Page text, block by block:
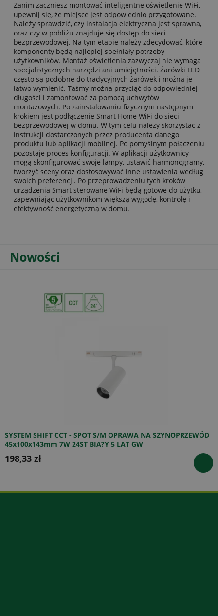
Zanim zaczniesz montować inteligentne oświetlenie WiFi,
upewnij się, że miejsce jest odpowiednio przygotowane.
Należy sprawdzić, czy instalacja elektryczna jest sprawna,
oraz czy w pobliżu znajduje się dostęp do sieci
bezprzewodowej. Na tym etapie należy zdecydować, które
komponenty będą najlepiej spełniały potrzeby
użytkowników. Montaż oświetlenia zazwyczaj nie wymaga
specjalistycznych narzędzi ani umiejętności. Żarówki LED
często są podobne do tradycyjnych żarówek i można je
łatwo wymienić. Taśmy można przyciąć do odpowiedniej
długości i zamontować za pomocą uchwytów
montażowych. Po zainstalowaniu fizycznym następnym
krokiem jest podłączenie Smart Home WiFi do sieci
bezprzewodowej w domu. W tym celu należy skorzystać z
instrukcji dostarczonych przez producenta danego
produktu lub aplikacji mobilnej. Po pomyślnym połączeniu
pozostaje proces konfiguracji. W aplikacji użytkownicy
mogą skonfigurować swoje lampy, ustawić harmonogramy,
tworzyć sceny oraz dostosowywać inne ustawienia według
swoich preferencji. Po przeprowadzeniu tych kroków
urządzenia Smart sterowane WiFi będą gotowe do użytku,
zapewniając użytkownikom większą wygodę, kontrolę i
efektywność energetyczną w domu.
Nowości
SYSTEM SHIFT CCT - SPOT S/M OPRAWA NA SZYNOPRZEWÓD
45x100x143mm 7W 24ST BIA?Y 5 LAT GW
198,33 zł